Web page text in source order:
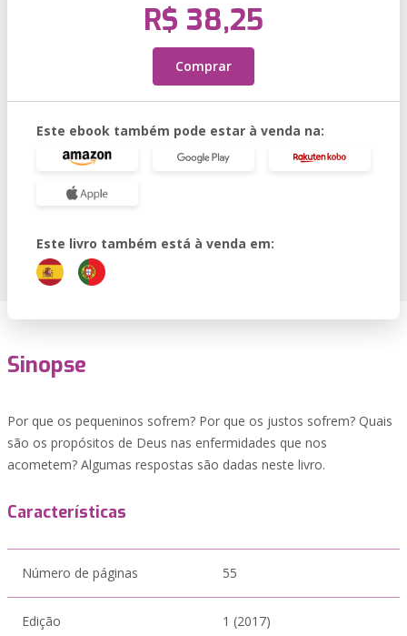
R$ 38,25
Comprar
Este ebook também pode estar à venda na:
Este livro também está à venda em:
Sinopse
Por que os pequeninos sofrem? Por que os justos sofrem? Quais
são os propósitos de Deus nas enfermidades que nos
acometem? Algumas respostas são dadas neste livro.
Características
Número de páginas 55
Edição 1 (2017)